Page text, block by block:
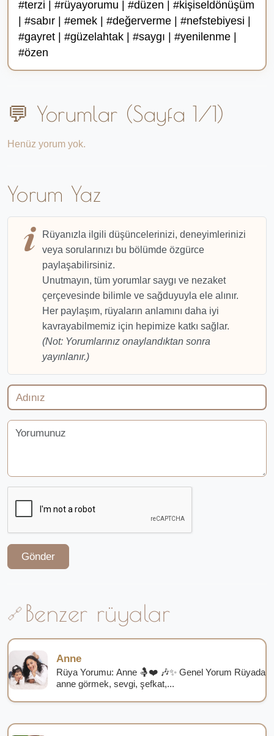
#terzi | #rüyayorumu | #düzen | #kişiseldönüşüm
| #sabır | #emek | #değerverme | #nefstebiyesi |
#gayret | #güzelahtak | #saygı | #yenilenme |
#özen
💬 Yorumlar (Sayfa 1/1)
Henüz yorum yok.
Yorum Yaz
Rüyanızla ilgili düşüncelerinizi, deneyimlerinizi
veya sorularınızı bu bölümde özgürce
paylaşabilirsiniz.
Unutmayın, tüm yorumlar saygı ve nezaket
çerçevesinde bilimle ve sağduyuyla ele alınır.
Her paylaşım, rüyaların anlamını daha iyi
kavrayabilmemiz için hepimize katkı sağlar.
(Not: Yorumlarınız onaylandıktan sonra
yayınlanır.)
Gönder
Benzer rüyalar
Anne
Rüya Yorumu: Anne 🤱❤️ 🎶✨ Genel Yorum Rüyada
anne görmek, sevgi, şefkat,...